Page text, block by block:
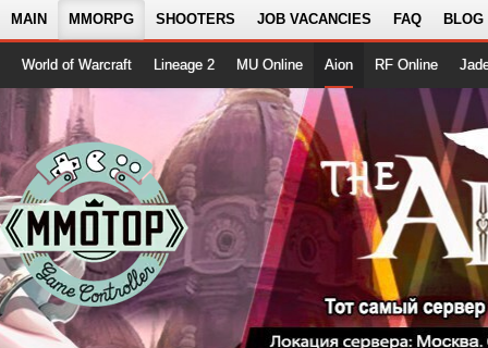
MAIN MMORPG SHOOTERS JOB VACANCIES FAQ BLOG
World of Warcraft Lineage 2 MU Online Aion RF Online